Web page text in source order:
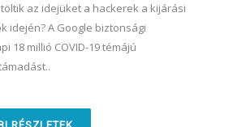
az idejüket a hackerek a kijárási
idején? A Google biztonsági
18 millió COVID-19 témájú